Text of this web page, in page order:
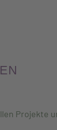
Projekte